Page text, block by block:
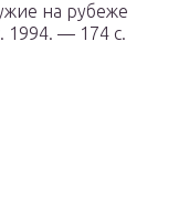
на рубеже
1994. — 174 с.